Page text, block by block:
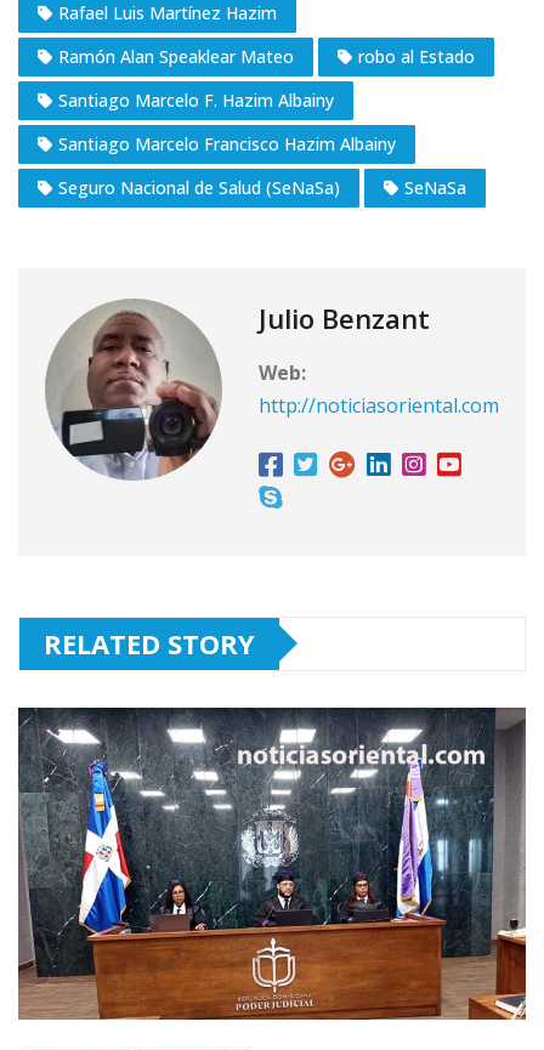
Rafael Luis Martínez Hazim
Ramón Alan Speaklear Mateo
robo al Estado
Santiago Marcelo F. Hazim Albainy
Santiago Marcelo Francisco Hazim Albainy
Seguro Nacional de Salud (SeNaSa)
SeNaSa
Julio Benzant
Web:
http://noticiasoriental.com
RELATED STORY